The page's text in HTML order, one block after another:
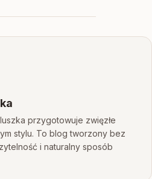
przygotowuje zwięzłe
stylu. To blog tworzony bez
i naturalny sposób